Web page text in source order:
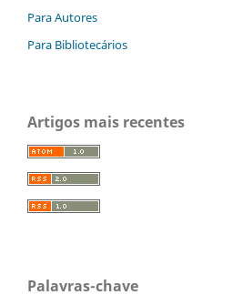
Para Autores
Para Bibliotecários
Artigos mais recentes
Palavras-chave